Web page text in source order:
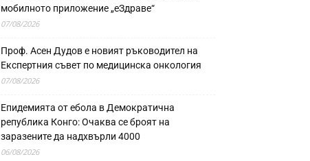
мобилното приложение „еЗдраве“
07/08/2026
Проф. Асен Дудов е новият ръководител на
Експертния съвет по медицинска онкология
07/08/2026
Епидемията от ебола в Демократична
република Конго: Очаква се броят на
заразените да надхвърли 4000
06/08/2026